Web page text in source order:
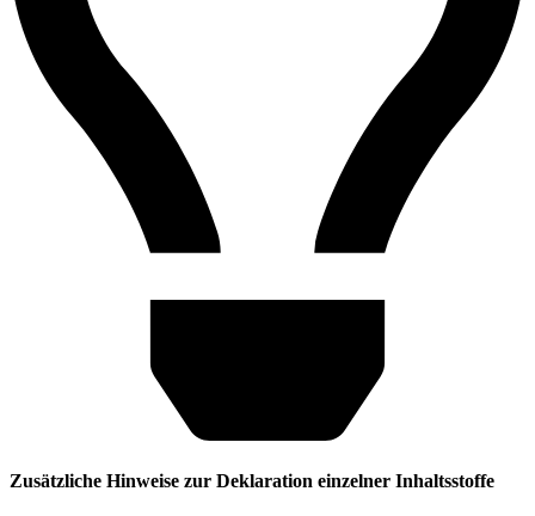
Zusätzliche Hinweise zur Deklaration einzelner Inhaltsstoffe